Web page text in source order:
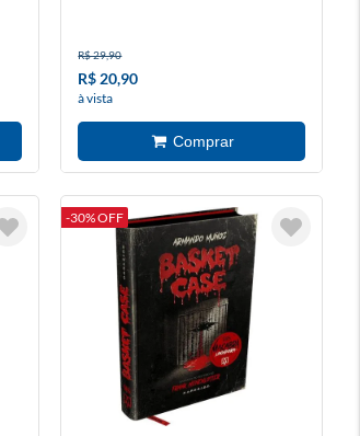
R$ 29,90
R$ 20,90
à vista
-30% OFF